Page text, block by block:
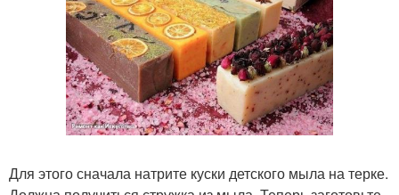
Для этого сначала натрите куски детского мыла на терке.